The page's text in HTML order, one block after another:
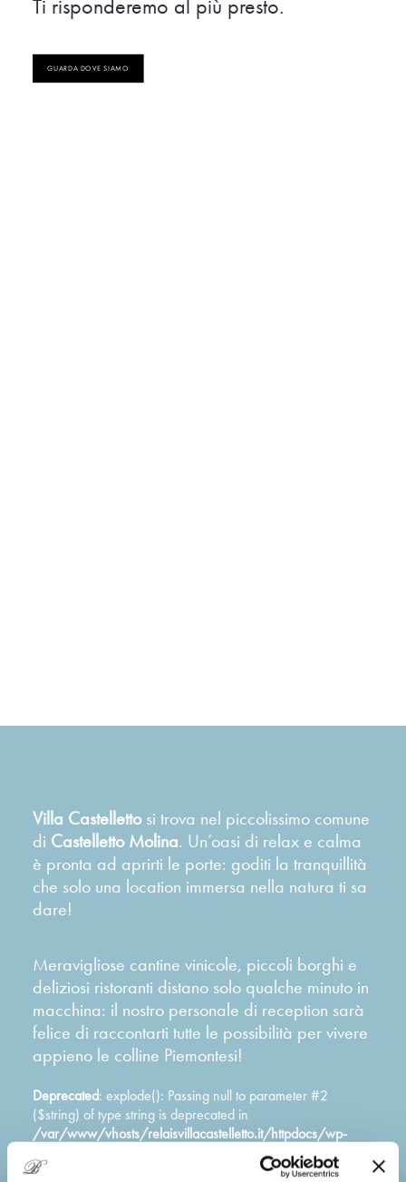
Ti risponderemo al più presto.
GUARDA DOVE SIAMO
Villa Castellettosi trova nel piccolissimo comune
di Castelletto Molina. Un’oasi di relax e calma
è pronta ad aprirti le porte: goditi la tranquillità
che solo una location immersa nella natura ti sa
dare!
Meravigliose cantine vinicole, piccoli borghi e
deliziosi ristoranti distano solo qualche minuto in
macchina: il nostro personale di reception sarà
felice di raccontarti tutte le possibilità per vivere
appieno le colline Piemontesi!
Deprecated: explode(): Passing null to parameter #2
($string) of type string is deprecated in
/var/www/vhosts/relaisvillacastelletto.it/httpdocs/wp-
content/themes/uncode/vc_templates/vc_single_image.php
on line